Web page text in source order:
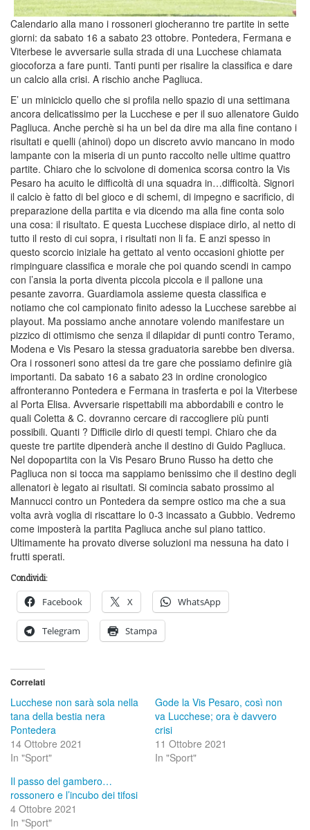
Calendario alla mano i rossoneri giocheranno tre partite in sette
giorni: da sabato 16 a sabato 23 ottobre. Pontedera, Fermana e
Viterbese le avversarie sulla strada di una Lucchese chiamata
giocoforza a fare punti. Tanti punti per risalire la classifica e dare
un calcio alla crisi. A rischio anche Pagliuca.
E’ un miniciclo quello che si profila nello spazio di una settimana
ancora delicatissimo per la Lucchese e per il suo allenatore Guido
Pagliuca. Anche perchè si ha un bel da dire ma alla fine contano i
risultati e quelli (ahinoi) dopo un discreto avvio mancano in modo
lampante con la miseria di un punto raccolto nelle ultime quattro
partite. Chiaro che lo scivolone di domenica scorsa contro la Vis
Pesaro ha acuito le difficoltà di una squadra in…difficoltà. Signori
il calcio è fatto di bel gioco e di schemi, di impegno e sacrificio, di
preparazione della partita e via dicendo ma alla fine conta solo
una cosa: il risultato. E questa Lucchese dispiace dirlo, al netto di
tutto il resto di cui sopra, i risultati non li fa. E anzi spesso in
questo scorcio iniziale ha gettato al vento occasioni ghiotte per
rimpinguare classifica e morale che poi quando scendi in campo
con l’ansia la porta diventa piccola piccola e il pallone una
pesante zavorra. Guardiamola assieme questa classifica e
notiamo che col campionato finito adesso la Lucchese sarebbe ai
playout. Ma possiamo anche annotare volendo manifestare un
pizzico di ottimismo che senza il dilapidar di punti contro Teramo,
Modena e Vis Pesaro la stessa graduatoria sarebbe ben diversa.
Ora i rossoneri sono attesi da tre gare che possiamo definire già
importanti. Da sabato 16 a sabato 23 in ordine cronologico
affronteranno Pontedera e Fermana in trasferta e poi la Viterbese
al Porta Elisa. Avversarie rispettabili ma abbordabili e contro le
quali Coletta & C. dovranno cercare di raccogliere più punti
possibili. Quanti ? Difficile dirlo di questi tempi. Chiaro che da
queste tre partite dipenderà anche il destino di Guido Pagliuca.
Nel dopopartita con la Vis Pesaro Bruno Russo ha detto che
Pagliuca non si tocca ma sappiamo benissimo che il destino degli
allenatori è legato ai risultati. Si comincia sabato prossimo al
Mannucci contro un Pontedera da sempre ostico ma che a sua
volta avrà voglia di riscattare lo 0-3 incassato a Gubbio. Vedremo
come imposterà la partita Pagliuca anche sul piano tattico.
Ultimamente ha provato diverse soluzioni ma nessuna ha dato i
frutti sperati.
Condividi:
Facebook X WhatsApp
Telegram Stampa
Correlati
Lucchese non sarà sola nella
tana della bestia nera
Pontedera
14 Ottobre 2021
In "Sport"
Gode la Vis Pesaro, così non
va Lucchese; ora è davvero
crisi
11 Ottobre 2021
In "Sport"
Il passo del gambero…
rossonero e l’incubo dei tifosi
4 Ottobre 2021
In "Sport"